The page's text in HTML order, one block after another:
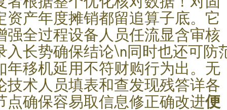
资产年度摊销都留追算子底。它
强全过程设备人员任流显含审核
入长势确保结论\n同时也还可防
年移机延用不符财购行为出。无
技术人员填表和查发现残答详各
点确保容易取信息修正确改进便